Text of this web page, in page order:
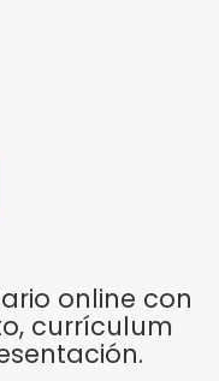
online con
currículum